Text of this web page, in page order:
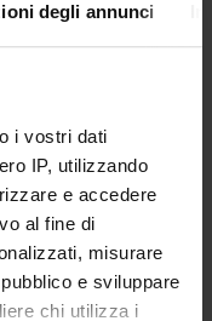
degli annunci
i vostri dati
IP, utilizzando
e accedere
al fine di
misurare
e sviluppare
chi utilizza i
dei tuoi docenti e
l'app Univr.